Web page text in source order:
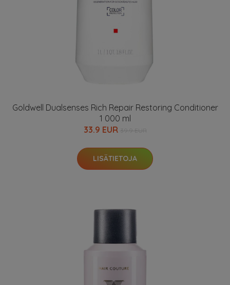
Goldwell Dualsenses Rich Repair Restoring Conditioner
1 000 ml
33.9 EUR
LISÄTIETOJA